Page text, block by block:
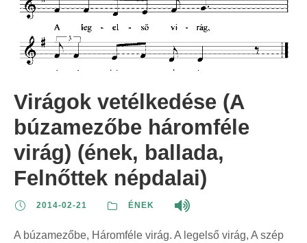
Virágok vetélkedése (A
búzamezőbe háromféle
virág) (ének, ballada,
Felnőttek népdalai)
2014-02-21 ÉNEK
A búzamezőbe, Háromféle virág. A legelső virág, A szép